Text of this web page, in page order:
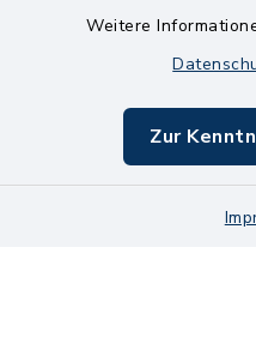
Weitere
Zur